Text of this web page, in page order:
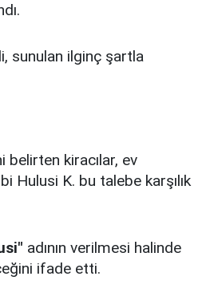
sunulan ilginç şartla
belirten kiracılar, ev
Hulusi K. bu talebe karşılık
adının verilmesi halinde
ifade etti.